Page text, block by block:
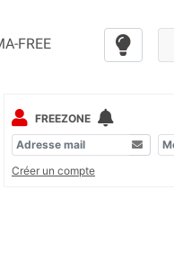
FREE
FREEZONE
Créer un compte